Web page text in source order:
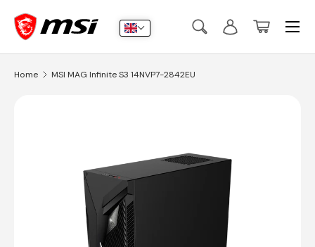
Skip to content
Search
SearchLog inBasket
Menu
Home MSI MAG Infinite S3 14NVP7-2842EU